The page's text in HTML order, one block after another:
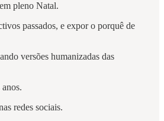
pleno Natal.
passados, e expor o porquê de
versões humanizadas das
redes sociais.